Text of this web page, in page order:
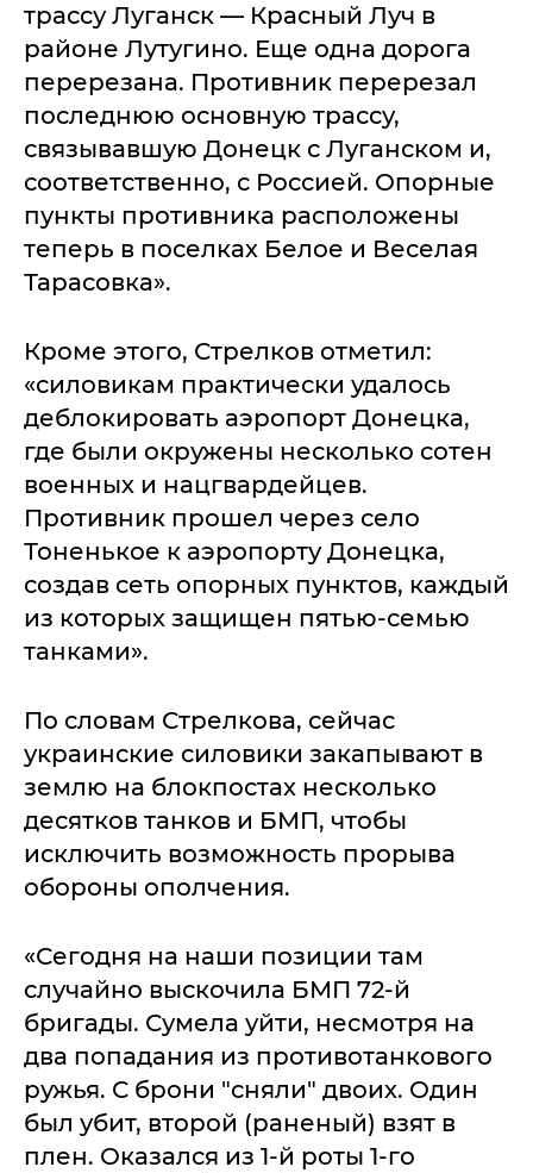
трассу Луганск — Красный Луч в
районе Лутугино. Еще одна дорога
перерезана. Противник перерезал
последнюю основную трассу,
связывавшую Донецк с Луганском и,
соответственно, с Россией. Опорные
пункты противника расположены
теперь в поселках Белое и Веселая
Тарасовка».
Кроме этого, Стрелков отметил:
«силовикам практически удалось
деблокировать аэропорт Донецка,
где были окружены несколько сотен
военных и нацгвардейцев.
Противник прошел через село
Тоненькое к аэропорту Донецка,
создав сеть опорных пунктов, каждый
из которых защищен пятью-семью
танками».
По словам Стрелкова, сейчас
украинские силовики закапывают в
землю на блокпостах несколько
десятков танков и БМП, чтобы
исключить возможность прорыва
обороны ополчения.
«Сегодня на наши позиции там
случайно выскочила БМП 72-й
бригады. Сумела уйти, несмотря на
два попадания из противотанкового
ружья. С брони "сняли" двоих. Один
был убит, второй (раненый) взят в
плен. Оказался из 1-й роты 1-го